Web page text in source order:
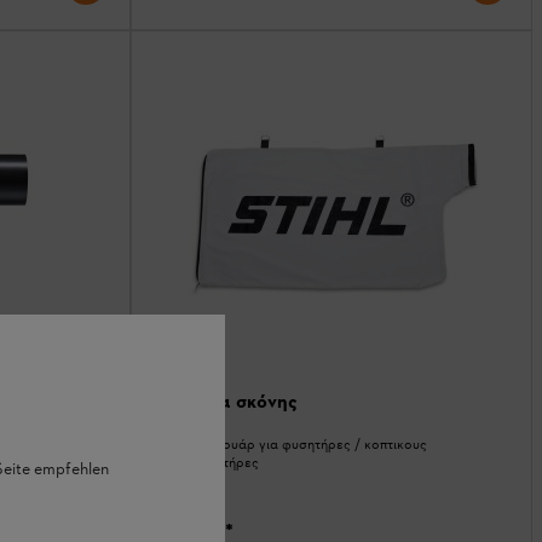
Σακούλα σκόνης
Άλλα αξεσουάρ για φυσητήρες / κοπτικους
αναρροφητήρες
*
empfehlen